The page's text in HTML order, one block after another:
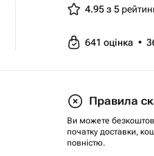
4.95 з 5
641 оцінка •
Правила
Ви можете
початку доставки,
повністю.